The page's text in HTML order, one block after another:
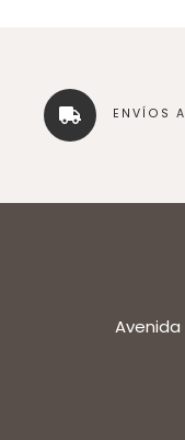
ENVÍOS
Avenida